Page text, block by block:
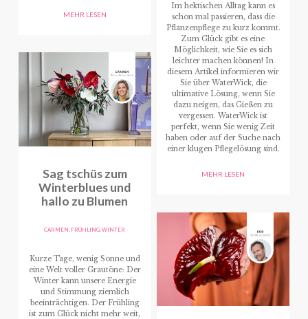
MEHR LESEN
Sag tschüs zum
Winterblues und
hallo zu Blumen
CARMEN, FRÜHLING,WINTER
Kurze Tage, wenig Sonne und
eine Welt voller Grautöne: Der
Winter kann unsere Energie
und Stimmung ziemlich
beeinträchtigen. Der Frühling
ist zum Glück nicht mehr weit,
Im hektischen Alltag kann es
schon mal passieren, dass die
Pflanzenpflege zu kurz kommt.
Zum Glück gibt es eine
Möglichkeit, wie Sie es sich
leichter machen können! In
diesem Artikel informieren wir
Sie über WaterWick, die
ultimative Lösung, wenn Sie
dazu neigen, das Gießen zu
vergessen. WaterWick ist
perfekt, wenn Sie wenig Zeit
haben oder auf der Suche nach
einer klugen Pflegelösung sind.
MEHR LESEN